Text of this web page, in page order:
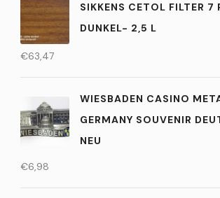
SIKKENS CETOL FILTER 7
DUNKEL- 2,5 L
€63,47
WIESBADEN CASINO
GERMANY SOUVENIR
NEU
€6,98